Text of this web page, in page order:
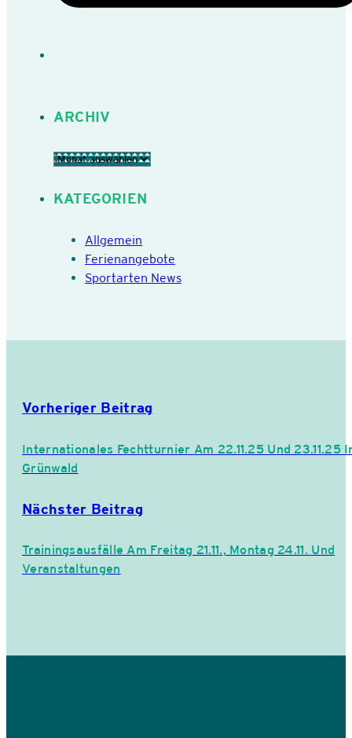
ARCHIV
Archiv
KATEGORIEN
Allgemein
Ferienangebote
Sportarten News
Vorheriger Beitrag
Internationales Fechtturnier Am 22.11.25 Und 23.11.25
Grünwald
Nächster Beitrag
Trainingsausfälle Am Freitag 21.11., Montag 24.11. Und
Veranstaltungen